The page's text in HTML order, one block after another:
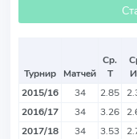
Турнир Матчей
Ср.
Т
2015/16
34 2.85
2016/17
34 3.26
2017/18
34 3.53